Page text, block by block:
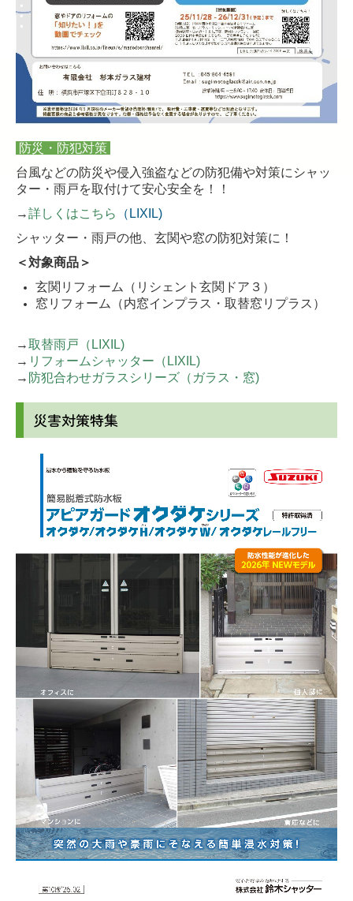
防災・防犯対策
台風などの防災や侵入強盗などの防犯備や対策にシャッ
ター・雨戸を取付けて安心安全を！！
→詳しくはこちら
（LIXIL)
シャッター・雨戸の他、玄関や窓の防犯対策に！
＜対象商品＞
玄関リフォーム（リシェント玄関ドア３）
窓リフォーム（内窓インプラス・取替窓リプラス）
→取替雨戸（LIXIL)
→ リフォームシャッター（LIXIL)
→ 防犯合わせガラスシリーズ（ガラス・窓)
災害対策特集